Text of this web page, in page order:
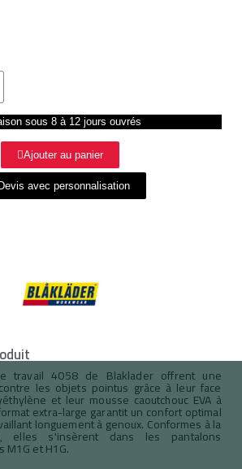
sous 8 à 12 jours ouvrés
Ajouter au panier
avec personnalisation
travail 4058 de Blaklader offrent une
les objets pointus grâce à leur face
et leur mousse caoutchouc EVA à
extra-large garantit un confort optimal
longuement à genoux. Conformes à la
elles s'insèrent dans les pantalons
et H1G.